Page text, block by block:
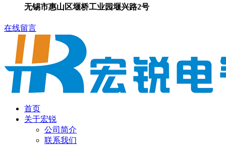
无锡市惠山区堰桥工业园堰兴路2号
在线留言
首页
关于宏锐
公司简介
联系我们